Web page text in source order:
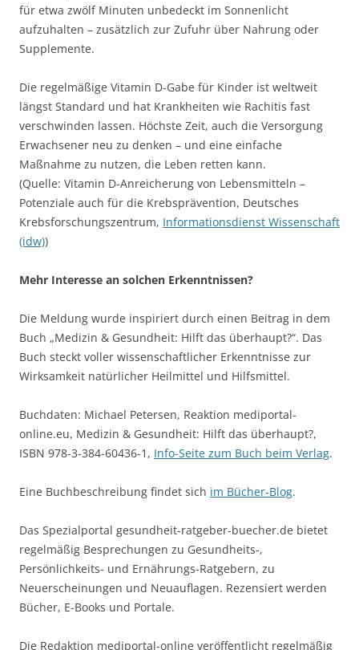
für etwa zwölf Minuten unbedeckt im Sonnenlicht
aufzuhalten – zusätzlich zur Zufuhr über Nahrung oder
Supplemente.
Die regelmäßige Vitamin D-Gabe für Kinder ist weltweit
längst Standard und hat Krankheiten wie Rachitis fast
verschwinden lassen. Höchste Zeit, auch die Versorgung
Erwachsener neu zu denken – und eine einfache
Maßnahme zu nutzen, die Leben retten kann.
(Quelle: Vitamin D-Anreicherung von Lebensmitteln –
Potenziale auch für die Krebsprävention, Deutsches
Krebsforschungszentrum, Informationsdienst Wissenschaft
(idw))
Mehr Interesse an solchen Erkenntnissen?
Die Meldung wurde inspiriert durch einen Beitrag in dem
Buch „Medizin & Gesundheit: Hilft das überhaupt?“. Das
Buch steckt voller wissenschaftlicher Erkenntnisse zur
Wirksamkeit natürlicher Heilmittel und Hilfsmittel.
Buchdaten: Michael Petersen, Reaktion mediportal-
online.eu, Medizin & Gesundheit: Hilft das überhaupt?,
ISBN 978-3-384-60436-1, Info-Seite zum Buch beim Verlag.
Eine Buchbeschreibung findet sich im Bücher-Blog.
Das Spezialportal gesundheit-ratgeber-buecher.de bietet
regelmäßig Besprechungen zu Gesundheits-,
Persönlichkeits- und Ernährungs-Ratgebern, zu
Neuerscheinungen und Neuauflagen. Rezensiert werden
Bücher, E-Books und Portale.
Die Redaktion mediportal-online veröffentlicht regelmäßig